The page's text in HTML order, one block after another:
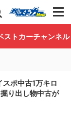
ー」 Club
ストカーチャンネル
スポ中古1万キロ
り出し物中古が